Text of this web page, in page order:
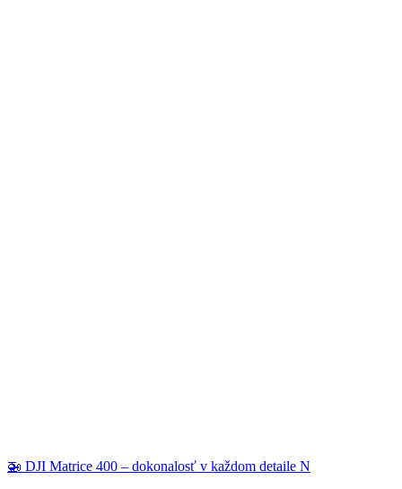
🚁 DJI Matrice 400 – dokonalosť v každom detaile N